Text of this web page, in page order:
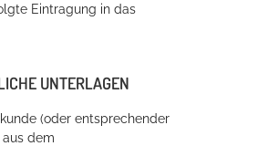
Eintragung in das
UNTERLAGEN
(oder entsprechender
dem